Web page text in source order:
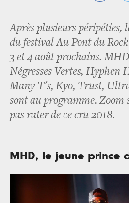
Après plusieurs péripéties,
du festival Au Pont du
3 et 4 août prochains.
Négresses Vertes, Hyphen
Many T's, Kyo, Trust,
sont au programme. Zoom
pas rater de ce cru 2018.
MHD, le jeune prince